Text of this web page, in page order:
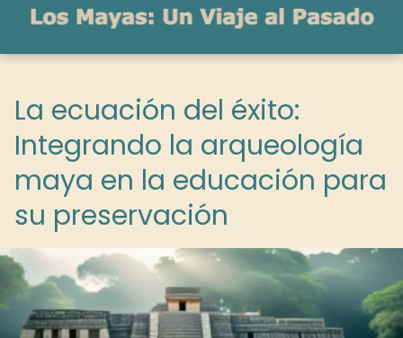
La ecuación del éxito:
Integrando la arqueología
maya en la educación para
su preservación